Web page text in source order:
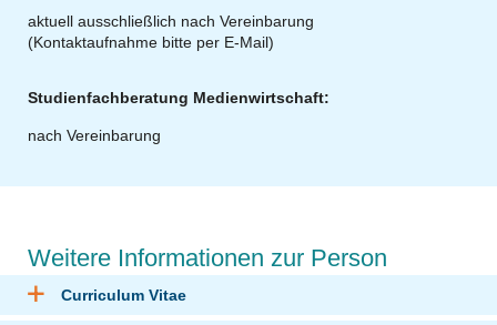
aktuell ausschließlich nach Vereinbarung
(Kontaktaufnahme bitte per E-Mail)
Studienfachberatung Medienwirtschaft:
nach Vereinbarung
Weitere Informationen zur Person
Curriculum Vitae